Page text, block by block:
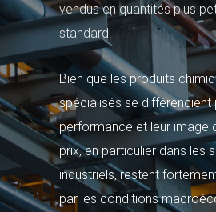
vendus en quantités plus
standard.
Bien que les produits
spécialisés se différencient
performance et leur image
prix, en particulier dans les
industriels, restent
par les conditions